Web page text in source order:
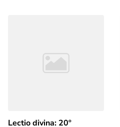
Lectio divina: 20º